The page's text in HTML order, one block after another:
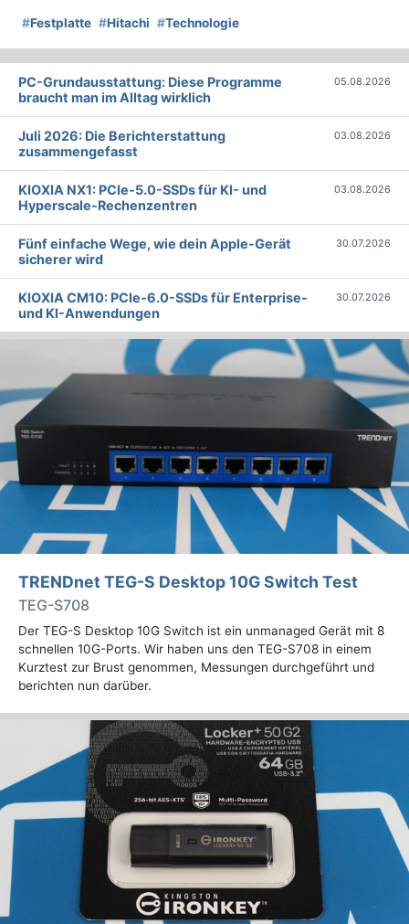
#Festplatte #Hitachi #Technologie
PC-Grundausstattung: Diese Programme
braucht man im Alltag wirklich
05.08.2026
Juli 2026: Die Bericht­erstattung
zusammengefasst
03.08.2026
KIOXIA NX1: PCIe-5.0-SSDs für KI- und
Hyperscale-Rechenzentren
03.08.2026
Fünf einfache Wege, wie dein Apple-Gerät
sicherer wird
30.07.2026
KIOXIA CM10: PCIe-6.0-SSDs für Enterprise-
und KI-Anwendungen
30.07.2026
TRENDnet TEG-S Desktop 10G Switch Test
TEG-S708
Der TEG-S Desktop 10G Switch ist ein unmanaged Gerät mit 8
schnellen 10G-Ports. Wir haben uns den TEG-S708 in einem
Kurztest zur Brust genommen, Messungen durchgeführt und
berichten nun darüber.